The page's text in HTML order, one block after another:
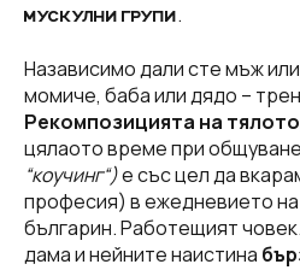
МУСКУЛНИ ГРУПИ .
Назависимо дали сте мъж
момиче, баба или дядо –
Рекомпозицията на тялото
цялаото време при
“коучинг“)е със цел да
професия) в ежедневието
българин. Работещият
дама и нейните наистина